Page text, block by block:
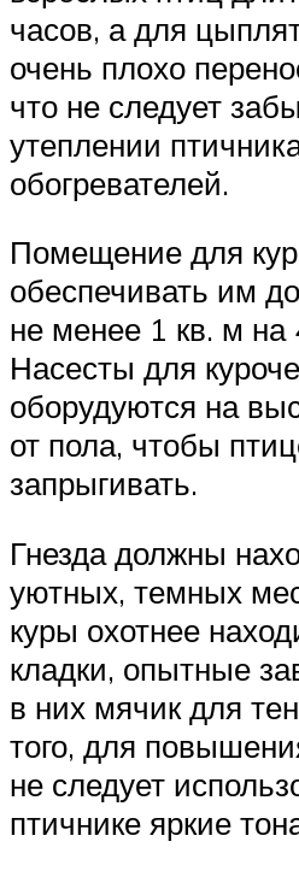
часов, а для
очень плохо
что не следует
утеплении
обогревателей.
Помещение для
обеспечивать им
не менее 1 кв. м на
Насесты для
оборудуются на
от пола, чтобы
запрыгивать.
Гнезда должны
уютных, темных
куры охотнее
кладки, опытные
в них мячик для
того, для
не следует
птичнике яркие